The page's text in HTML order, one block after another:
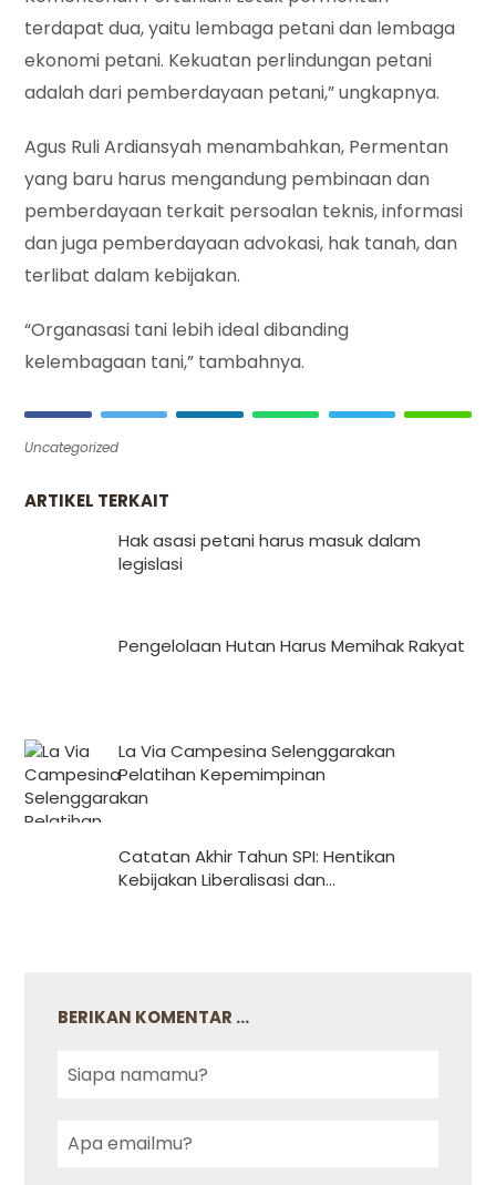
terdapat dua, yaitu lembaga petani dan lembaga
ekonomi petani. Kekuatan perlindungan petani
adalah dari pemberdayaan petani,” ungkapnya.
Agus Ruli Ardiansyah menambahkan, Permentan
yang baru harus mengandung pembinaan dan
pemberdayaan terkait persoalan teknis, informasi
dan juga pemberdayaan advokasi, hak tanah, dan
terlibat dalam kebijakan.
“Organasasi tani lebih ideal dibanding
kelembagaan tani,” tambahnya.
Uncategorized
ARTIKEL TERKAIT
Hak asasi petani harus masuk dalam
legislasi
Pengelolaan Hutan Harus Memihak Rakyat
La Via Campesina Selenggarakan
Pelatihan Kepemimpinan
Catatan Akhir Tahun SPI: Hentikan
Kebijakan Liberalisasi dan...
BERIKAN KOMENTAR ...